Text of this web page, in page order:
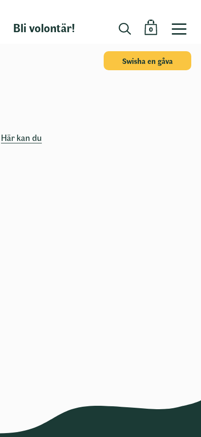
Bli volontär! 0
Swisha en gåva
Här kan du